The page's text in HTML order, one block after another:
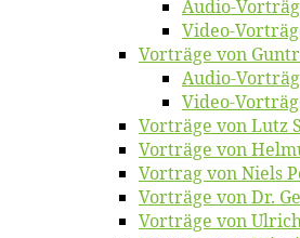
Au­dio-
Vi­deo-
Vor­trä­ge von
Au­dio-
Vi­deo-
Vor­trä­ge von Lutz
Vor­trä­ge von
Vor­trag von Niels
Vor­trä­ge von Dr.
Vor­trä­ge von